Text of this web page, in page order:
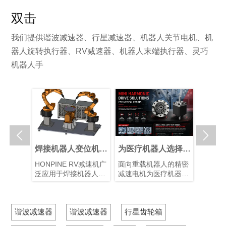
实现
最佳
了突破性提升。本文将
级。
用中首选的运动控制解
决方案，在这些应用
型的
有
双击
我们提供谐波减速器、行星减速器、机器人关节电机、机
器人旋转执行器、RV减速器、机器人末端执行器、灵巧
机器人手
收集
。从
，到
焊接机器人变位机为
什么需要RV减速
机？
HONPINE RV减速机广
泛应用于焊接机器人变
台等工业自动化设备，
为焊接自动化提供高精
度定位、高刚性、高承
为医疗机器人选择微
型谐波减速机时最重
要的考虑因素是什
面向重载机器人的精密
减速电机为医疗机器人
提升精度、可靠性和紧
凑集成能力，并提供专
业见解。
 
谐波减速器 谐波减速器 行星齿轮箱